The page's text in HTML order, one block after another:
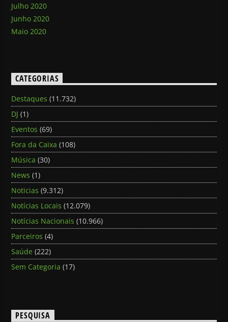
Julho 2020
Junho 2020
Maio 2020
CATEGORIAS
Destaques (11.732)
DJ (1)
Eventos (69)
Fora da Caixa (108)
Música (30)
News (1)
Noticias (9.312)
Notícias Locais (12.079)
Notícias Nacionais (10.966)
Parceiros (4)
Saúde (222)
Sem Categoria (17)
PESQUISA